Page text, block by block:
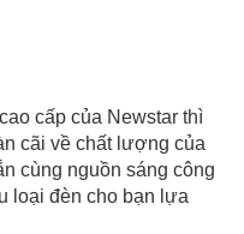
cấp của Newstar thì
cãi về chất lượng của
cùng nguồn sáng công
loại đèn cho bạn lựa